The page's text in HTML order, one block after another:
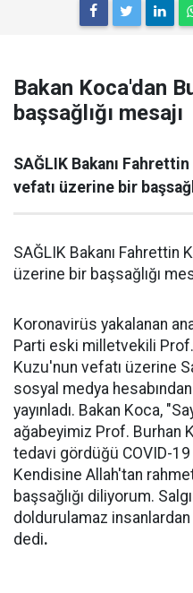
Bakan Koca'dan
başsağlığı mesajı
SAĞLIK Bakanı
vefatı üzerine bir
SAĞLIK Bakanı Fahrettin
üzerine bir başsağlığı
Koronavirüs yakalanan
Parti eski milletvekili
Kuzu'nun vefatı üzerine
sosyal medya
yayınladı. Bakan Koca,
ağabeyimiz Prof. Burhan
tedavi gördüğü COVID-
Kendisine Allah'tan
başsağlığı diliyorum.
doldurulamaz
dedi.